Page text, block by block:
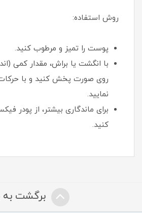
روش استفاده:
پوست را تمیز و مرطوب کنید.
با انگشت یا براش، مقدار کمی
روی صورت پخش کنید و با
نمایید.
برای ماندگاری بیشتر، از پودر
کنید.
برگشت به